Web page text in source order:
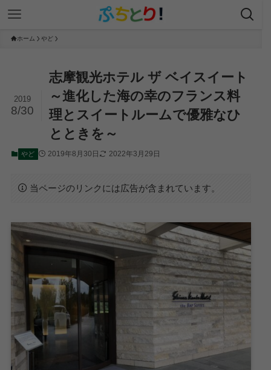
ホーム やど
志摩観光ホテル ザ ベイスイート
～進化した海の幸のフランス料
理とスイートルームで優雅なひ
とときを～
2019
8/30
やど 2019年8月30日 2022年3月29日
当ページのリンクには広告が含まれています。